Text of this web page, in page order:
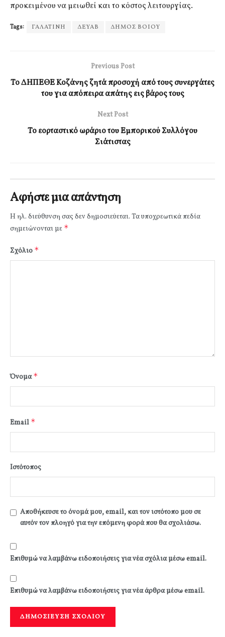
προκειμένου να μειωθεί και το κόστος λειτουργίας.
Tags: ΓΑΛΑΤΙΝΗ ΔΕΥΑΒ ΔΗΜΟΣ ΒΟΙΟΥ
Previous Post
Το ΔΗΠΕΘΕ Κοζάνης ζητά προσοχή από τους συνεργάτες
του για απόπειρα απάτης εις βάρος τους
Next Post
Το εορταστικό ωράριο του Εμπορικού Συλλόγου
Σιάτιστας
Αφήστε μια απάντηση
Η ηλ. διεύθυνση σας δεν δημοσιεύεται. Τα υποχρεωτικά πεδία
σημειώνονται με *
Σχόλιο *
Όνομα*
Email *
Ιστότοπος
Αποθήκευσε το όνομά μου, email, και τον ιστότοπο μου σε
αυτόν τον πλοηγό για την επόμενη φορά που θα σχολιάσω.
Επιθυμώ να λαμβάνω ειδοποιήσεις για νέα σχόλια μέσω email.
Επιθυμώ να λαμβάνω ειδοποιήσεις για νέα άρθρα μέσω email.